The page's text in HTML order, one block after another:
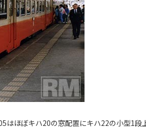
はほぼキハ20の窓配置にキハ22の小型1段